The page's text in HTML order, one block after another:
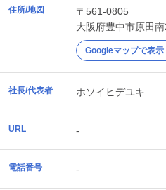
住所/地図
〒561-0805
大阪府豊中市原田
Googleマップで表示
社長/代表者 ホソイヒデユキ
URL -
電話番号 -